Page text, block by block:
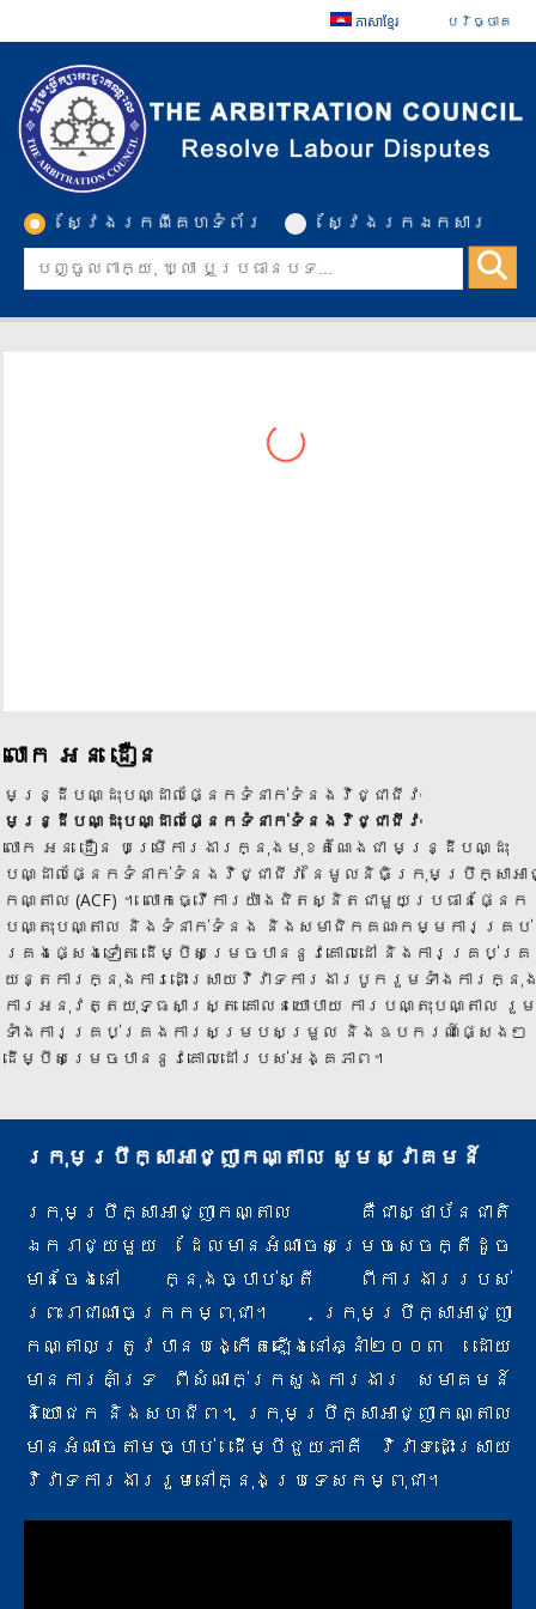
ភាសាខ្មែរ បរិច្ចាគ
ស្វែងរកពីគេហទំព័រ ស្វែងរកឯកសារ
លោក អន ដឿន
មន្ដ្រីបណ្ដុះបណ្ដាលផ្នែកទំនាក់ទំនងវិជ្ជាជីវៈ
មន្ដ្រីបណ្ដុះបណ្ដាលផ្នែក ទំនាក់ទំនងវិជ្ជាជីវៈ​
លោក អន ដឿន បម្រើការងារក្នុងមុខតំណែងជា មន្រ្ដីបណ្ដុះ
បណ្ដាលផ្នែកទំនាក់ទំនងវិជ្ជាជីវៈ ​​​នៃ​​​​​​​មូល​និធិ​ក្រុម​ប្រឹក្សា​អា
កណ្តាល​ (ACF​)​ ។ លោក​ធ្វើការ​យ៉ាង​ជិត​ស្និត​ជាមួយ​ប្រធាន​ផ្នែក​
បណ្តុះ​បណ្តាល​ និង​ទំនាក់​ទំនង និង​សមាជិកគណៈកម្មការ​គ្រប់​
គ្រង​ផ្សេង​ទៀត​​ ដើម្បីសម្រេចបាននូវគោលដៅ និងការគ្រប់គ្
យន្តការក្នុងការដោះស្រាយវិវាទការងារបូករួមទាំងការក្នុ
ការអនុវត្ត​យុទ្ធ​សាស្ត្រ គោល​​នយោ​បាយ​ ​ការបណ្តុះបណ្តាល រួម
ទាំងការគ្រប់គ្រងការសម្របសម្រួល និងឧបករណ៍ផ្សេងៗ​
ដើម្បីសម្រេចបាននូវគោលដៅរបស់អង្គភាព។​
ក្រុមប្រឹក្សាអាជ្ញាកណ្តាល សូមស្វាគមន៍
ក្រុមប្រឹក្សាអាជ្ញាកណ្តាល គឺជាស្ថាប័នជាតិ
ឯករាជ្យមួយ ដែលមានអំណាចសម្រេចសេចក្តីដូច
មានចែងនៅ ក្នុងច្បាប់ស្តី ពីការងារ​របស់
ព្រះរាជាណាចក្រកម្ពុជា។ ក្រុមប្រឹក្សាអាជ្ញា
កណ្តាលត្រូវបានបង្កើតឡើងនៅឆ្នាំ២០០៣ ដោយ
មានការគាំទ្រ ពីសំណាក់​ក្រសួងការងារ សមាគមន៍
និយោជក និងសហជីព។ ក្រុមប្រឹក្សាអាជ្ញាកណ្តាល
មានអំណាចតាមច្បាប់ ដើម្បីជួយភាគី វិវាទ​ដោះស្រាយ
វិវាទការងាររួមនៅក្នុងប្រទេសកម្ពុជា។